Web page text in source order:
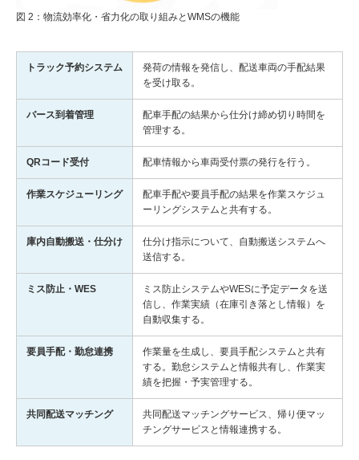
図 2：物流効率化・省力化の取り組みとWMSの機能
トラック予約システム
発荷の情報を発信し、配送車両の手配結果
を受け取る。
バース到着管理
配車手配の結果から仕分け締め切り時間を
管理する。
QRコード受付 配車情報から車両受付票の発行を行う。
作業スケジューリング
配車手配や要員手配の結果を作業スケジュ
ーリングシステムと共有する。
庫内自動搬送・仕分け
仕分け指示について、自動搬送システムへ
送信する。
ミス防止・WES
ミス防止システムやWESに予定データを送
信し、作業実績（在庫引き落とし情報）を
自動収集する。
要員手配・勤怠連携
作業量を生成し、要員手配システムと共有
する。勤怠システムと情報共有し、作業実
績を把握・予実管理する。
共同配送マッチング
共同配送マッチングサービス、帰り便マッ
チングサービスと情報連携する。